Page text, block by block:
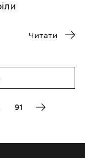
Читати
91